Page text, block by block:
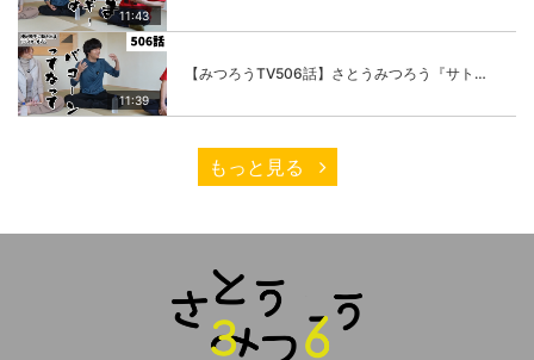
11:43
11:39
【みつろうTV506話】さとうみつろう『サトレル男塾』編②「不思議な棒をお尻に…」
もっと見る